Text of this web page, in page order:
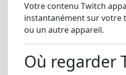
Votre contenu Twitch
instantanément sur votre
ou un autre appareil.
Où regarder